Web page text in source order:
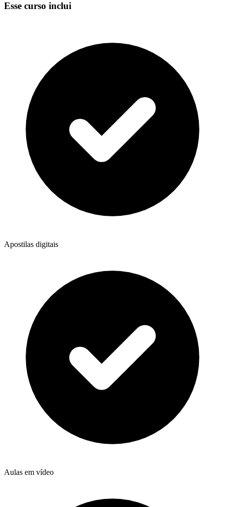
Esse curso inclui
Apostilas digitais
Aulas em vídeo